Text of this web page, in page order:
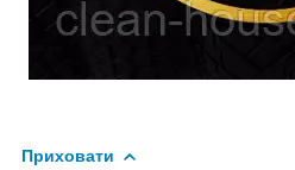
Приховати